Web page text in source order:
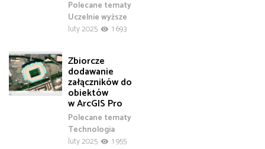
Polecane tematy
Uczelnie wyższe
luty 2025
1 693
Zbiorcze
dodawanie
załączników do
obiektów
w ArcGIS Pro
Polecane tematy
Technologia
luty 2025
1 955